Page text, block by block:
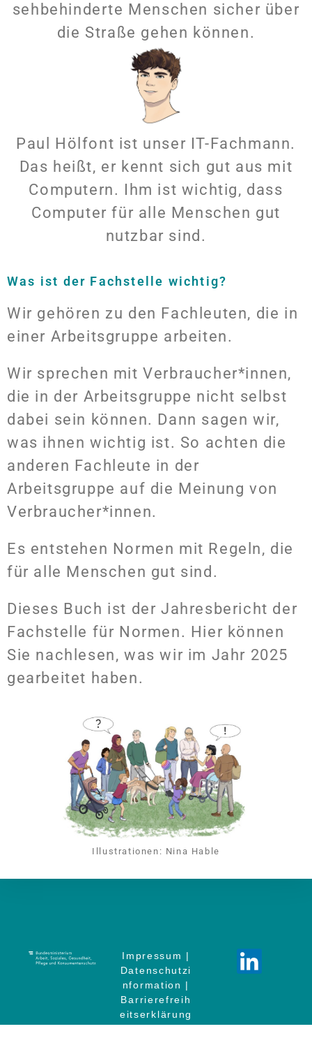
sehbehinderte Menschen sicher über
die Straße gehen können.
Paul Hölfont ist unser IT-Fachmann.
Das heißt, er kennt sich gut aus mit
Computern. Ihm ist wichtig, dass
Computer für alle Menschen gut
nutzbar sind.
Was ist der Fachstelle wichtig?
Wir gehören zu den Fachleuten, die in
einer Arbeitsgruppe arbeiten.
Wir sprechen mit Verbraucher*innen,
die in der Arbeitsgruppe nicht selbst
dabei sein können. Dann sagen wir,
was ihnen wichtig ist. So achten die
anderen Fachleute in der
Arbeitsgruppe auf die Meinung von
Verbraucher*innen.
Es entstehen Normen mit Regeln, die
für alle Menschen gut sind.
Dieses Buch ist der Jahresbericht der
Fachstelle für Normen. Hier können
Sie nachlesen, was wir im Jahr 2025
gearbeitet haben.
Illustrationen: Nina Hable
Impressum |
Datenschutzi
nformation |
Barrierefreih
eitserklärung